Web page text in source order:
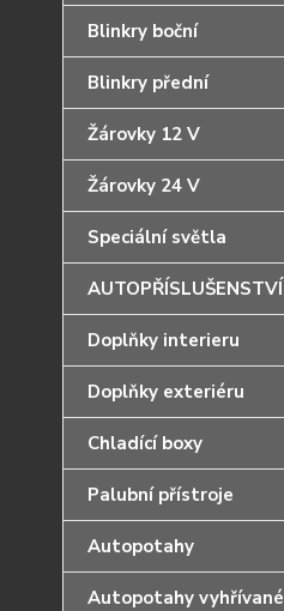
Blinkry boční
Blinkry přední
Žárovky 12 V
Žárovky 24 V
Speciální světla
AUTOPŘÍSLUŠENSTVÍ
Doplňky interieru
Doplňky exteriéru
Chladící boxy
Palubní přístroje
Autopotahy
Autopotahy vyhřívané